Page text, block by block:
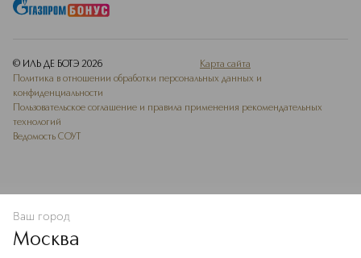
В КОРЗИНУ
© ИЛЬ ДЕ БОТЭ 2026
Карта сайта
Политика в отношении обработки персональных данных и
конфиденциальности
Пользовательское соглашение и правила применения рекомендательных
технологий
Ведомость СОУТ
Ваш город
Москва